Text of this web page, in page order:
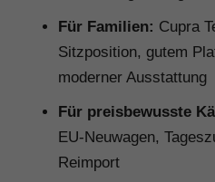
Für Familien: Cupra
Sitzposition, gutem
moderner Ausstattung
Für preisbewusste
EU-Neuwagen,
Reimport